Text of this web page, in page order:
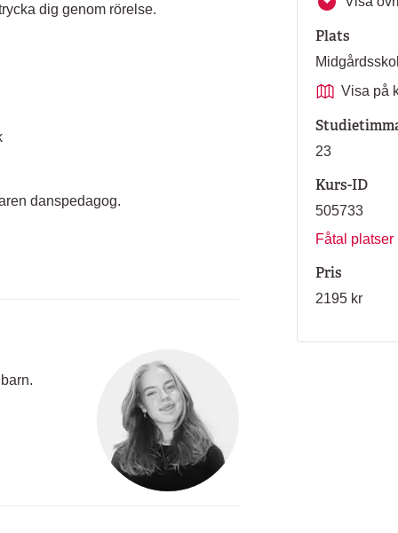
dig genom rörelse.
danspedagog.
Plats
Visa på
23
Kurs-ID
505733
Fåtal platser
Pris
2195 kr